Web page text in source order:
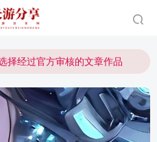
择经过官方审核的文章作品
择经过官方审核的文章作品